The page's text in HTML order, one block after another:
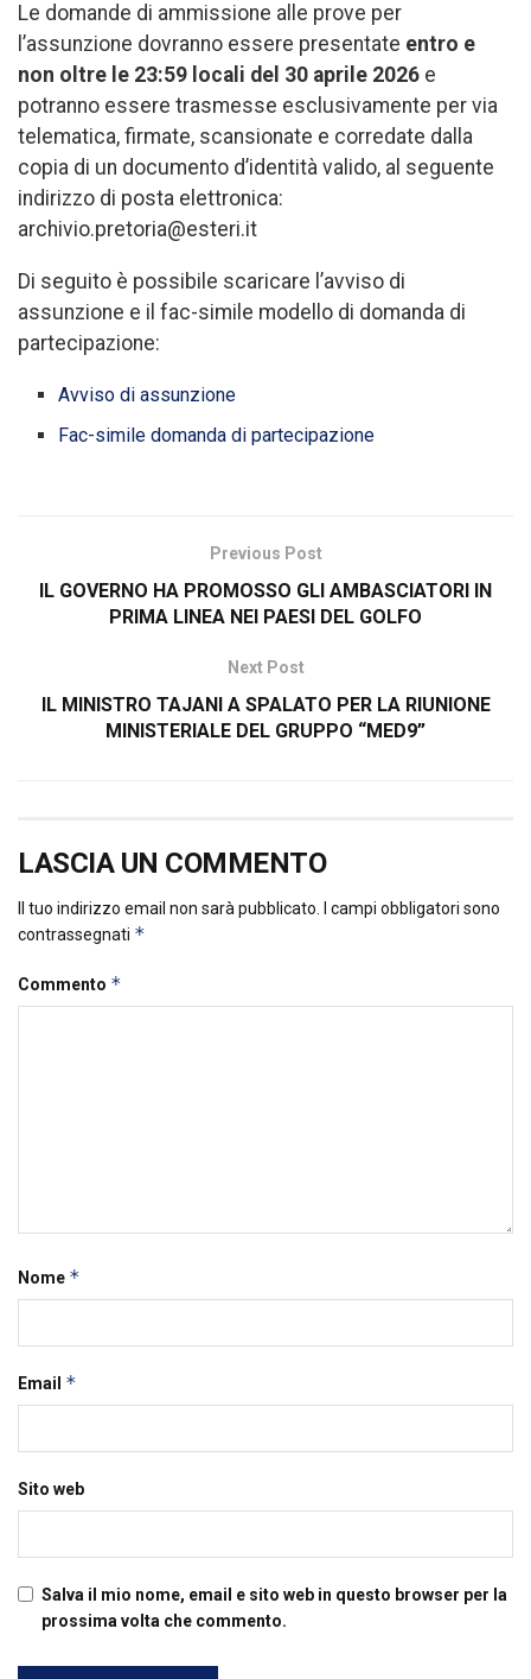
Le domande di ammissione alle prove per
l’assunzione dovranno essere presentate entro e
non oltre le 23:59 locali del 30 aprile 2026 e
potranno essere trasmesse esclusivamente per via
telematica, firmate, scansionate e corredate dalla
copia di un documento d’identità valido, al seguente
indirizzo di posta elettronica:
archivio.pretoria@esteri.it
Di seguito è possibile scaricare l’avviso di
assunzione e il fac-simile modello di domanda di
partecipazione:
Avviso di assunzione
Fac-simile domanda di partecipazione
Previous Post
IL GOVERNO HA PROMOSSO GLI AMBASCIATORI IN
PRIMA LINEA NEI PAESI DEL GOLFO
Next Post
IL MINISTRO TAJANI A SPALATO PER LA RIUNIONE
MINISTERIALE DEL GRUPPO “MED9”
LASCIA UN COMMENTO
Il tuo indirizzo email non sarà pubblicato. I campi obbligatori sono
contrassegnati *
Commento *
Nome *
Email *
Sito web
Salva il mio nome, email e sito web in questo browser per la
prossima volta che commento.